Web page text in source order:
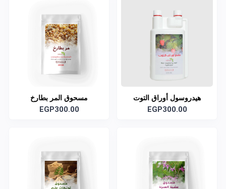
هيدروسول أوراق التوت
الأحمر العضوي
EGP300.00
مسحوق المر بطارخ
EGP300.00